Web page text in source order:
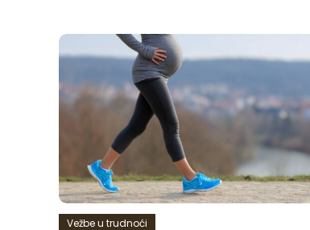
Vežbe u trudnoći